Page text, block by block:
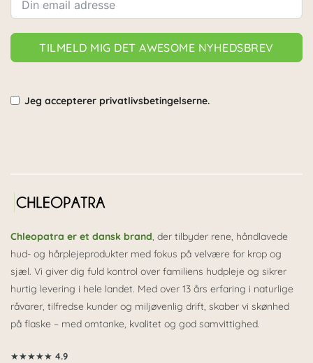
TILMELD MIG DET AWESOME NYHEDSBREV
Jeg accepterer privatlivsbetingelserne.
Chleopatra er et dansk brand , der tilbyder rene, håndlavede
hud- og hårplejeprodukter med fokus på velvære for krop og
sjæl. Vi giver dig fuld kontrol over familiens hudpleje og sikrer
hurtig levering i hele landet. Med over 13 års erfaring i naturlige
råvarer, tilfredse kunder og miljøvenlig drift, skaber vi skønhed
på flaske – med omtanke, kvalitet og god samvittighed.
★★★★★ 4.9